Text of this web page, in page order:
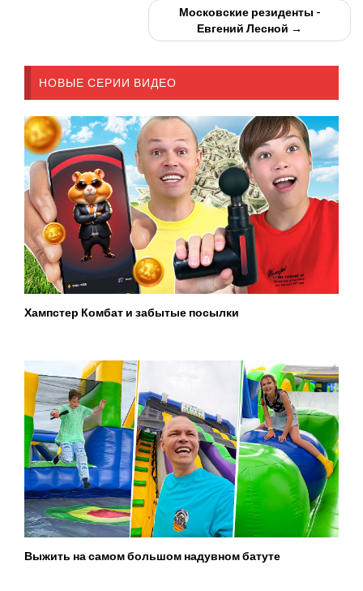
Московские резиденты -
Евгений Лесной →
НОВЫЕ СЕРИИ ВИДЕО
Хампстер Комбат и забытые посылки
Выжить на самом большом надувном батуте